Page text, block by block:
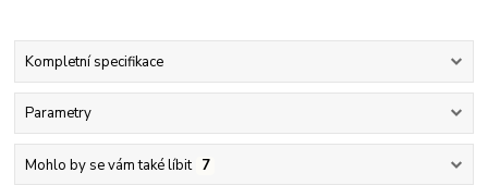
Kompletní specifikace
Parametry
Mohlo by se vám také líbit 7